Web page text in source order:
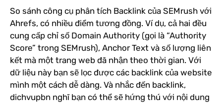
So sánh công cụ phân tích Backlink của SEMrush với
Ahrefs, có nhiều điểm tương đồng. Ví dụ, cả hai đều
cung cấp chỉ số Domain Authority (gọi là “Authority
Score” trong SEMrush), Anchor Text và số lượng liên
kết mà một trang web đã nhận theo thời gian. Với
dữ liệu này bạn sẽ lọc được các backlink của website
mình một cách dễ dàng. Và nhắc đến backlink,
dichvupbn nghĩ bạn có thể sẽ hứng thú với nội dung